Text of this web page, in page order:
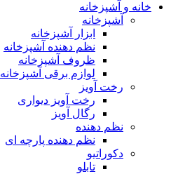
خانه و آشپزخانه
آشپزخانه
ابزار آشپزخانه
نظم دهنده آشپزخانه
ظروف آشپزخانه
لوازم برقی آشپزخانه
رخت آویز
رخت آویز دیواری
رگال آویز
نظم دهنده
نظم دهنده پارچه ای
دکوراتیو
تابلو